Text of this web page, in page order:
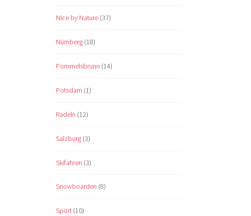
Nice by Nature (37)
Nürnberg (18)
Pommelsbrunn (14)
Potsdam (1)
Radeln (12)
Salzburg (3)
Skifahren (3)
Snowboarden (8)
Sport (10)